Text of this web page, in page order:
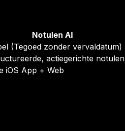
Notulen AI
(Tegoed zonder vervaldatum)
actiegerichte notulen
iOS App + Web